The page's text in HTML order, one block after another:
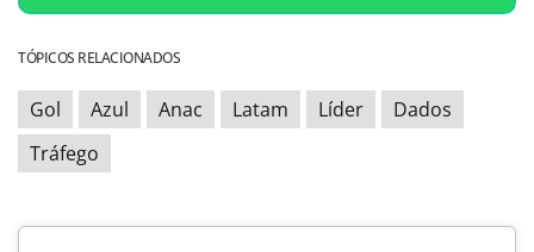
TÓPICOS RELACIONADOS
Gol Azul Anac Latam Líder
Dados
Tráfego